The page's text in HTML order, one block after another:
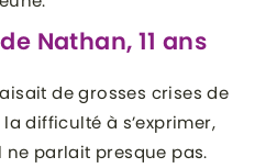
Nathan, 11 ans
de grosses crises de
difficulté à s’exprimer,
ne parlait presque pas.